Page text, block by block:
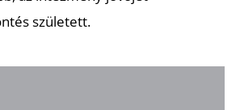
született.